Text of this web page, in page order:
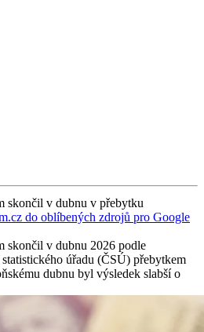
skončil v dubnu v přebytku
do oblíbených zdrojů pro Google
skončil v dubnu 2026 podle
úřadu (ČSÚ) přebytkem
dubnu byl výsledek slabší o